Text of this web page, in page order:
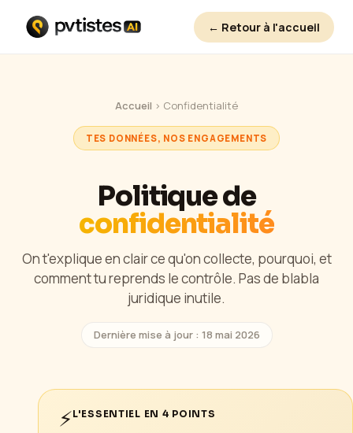
← Retour à l'accueil
Accueil › Confidentialité
TES DONNÉES, NOS ENGAGEMENTS
Politique de
confidentialité
On t'explique en clair ce qu'on collecte, pourquoi, et
comment tu reprends le contrôle. Pas de blabla
juridique inutile.
Dernière mise à jour : 18 mai 2026
⚡L'ESSENTIEL EN 4 POINTS